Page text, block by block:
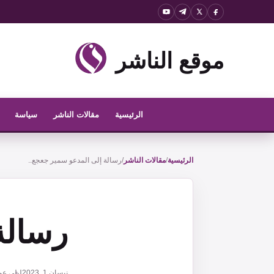
موقع الناشر
الرئيسية مقالات الناشر سياسة
الرئيسية/مقالات الناشر/رسالة إلى المدعو سمير جعجع..